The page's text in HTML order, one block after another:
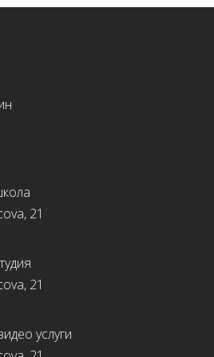
21
21
услуги